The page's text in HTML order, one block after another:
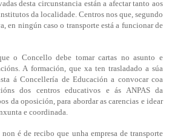
desta circunstancia están a afectar tanto aos
da localidade. Centros nos que, segundo
en ningún caso o transporte está a funcionar de
o Concello debe tomar cartas no asunto e
A formación, que xa ten trasladado a súa
á Concellería de Educación a convocar coa
dos centros educativos e ás ANPAS da
da oposición, para abordar as carencias e idear
e coordinada.
é de recibo que unha empresa de transporte